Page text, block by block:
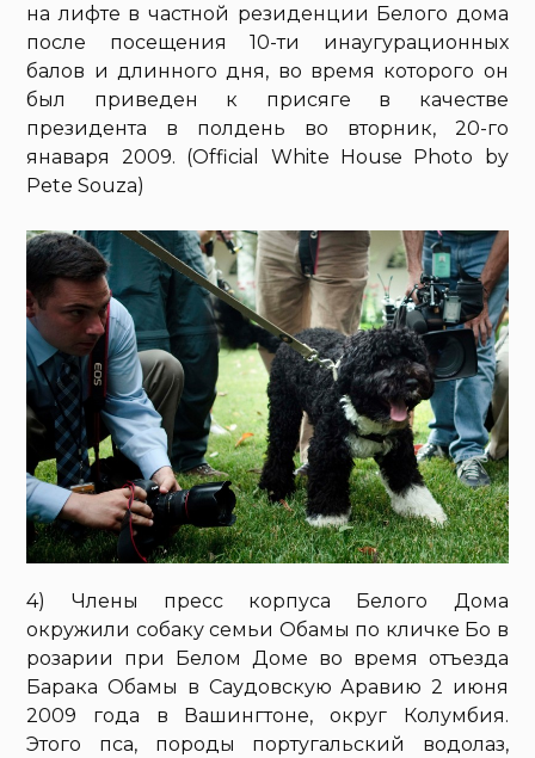
на лифте в частной резиденции Белого дома
после посещения 10-ти инаугурационных
балов и длинного дня, во время которого он
был приведен к присяге в качестве
президента в полдень во вторник, 20-го
янаваря 2009. (Official White House Photo by
Pete Souza)
4) Члены пресс корпуса Белого Дома
окружили собаку семьи Обамы по кличке Бо в
розарии при Белом Доме во время отъезда
Барака Обамы в Саудовскую Аравию 2 июня
2009 года в Вашингтоне, округ Колумбия.
Этого пса, породы португальский водолаз,